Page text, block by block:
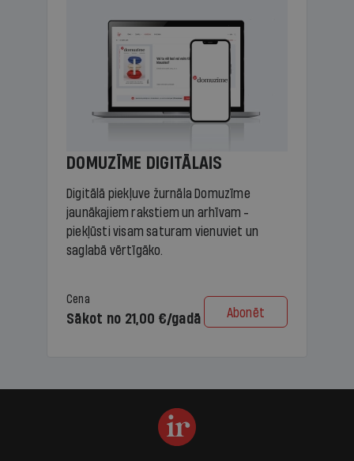
DOMUZĪME DIGITĀLAIS
Digitālā piekļuve žurnāla Domuzīme
jaunākajiem rakstiem un arhīvam -
piekļūsti visam saturam vienuviet un
saglabā vērtīgāko.
Cena
Sākot no 21,00 €/gadā Abonēt